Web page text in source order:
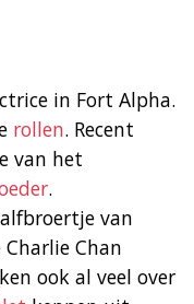
in Fort Alpha.
rollen. Recent
van het
.
van
Chan
ook al veel over